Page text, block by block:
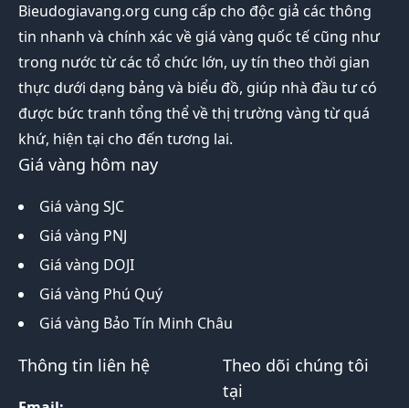
Bieudogiavang.org cung cấp cho độc giả các thông
tin nhanh và chính xác về giá vàng quốc tế cũng như
trong nước từ các tổ chức lớn, uy tín theo thời gian
thực dưới dạng bảng và biểu đồ, giúp nhà đầu tư có
được bức tranh tổng thể về thị trường vàng từ quá
khứ, hiện tại cho đến tương lai.
Giá vàng hôm nay
Giá vàng SJC
Giá vàng PNJ
Giá vàng DOJI
Giá vàng Phú Quý
Giá vàng Bảo Tín Minh Châu
Thông tin liên hệ
Theo dõi chúng tôi
tại